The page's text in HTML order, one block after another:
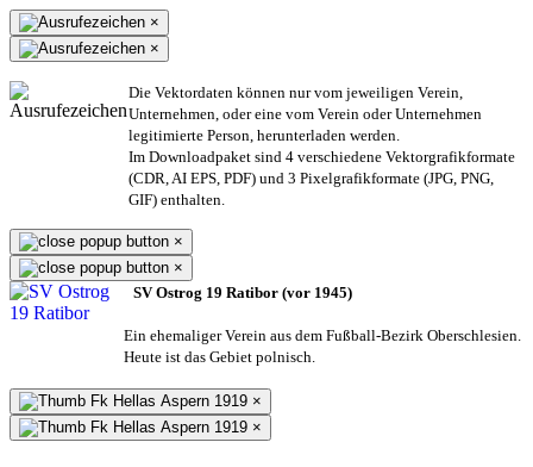
×
×
Die Vektordaten können nur vom jeweiligen Verein,
Unternehmen, oder eine vom Verein oder Unternehmen
legitimierte Person, herunterladen werden.
Im Downloadpaket sind 4 verschiedene Vektorgrafikformate
(CDR, AI EPS, PDF) und 3 Pixelgrafikformate (JPG, PNG,
GIF) enthalten.
×
×
SV Ostrog 19 Ratibor (vor 1945)
Ein ehemaliger Verein aus dem Fußball-Bezirk Oberschlesien.
Heute ist das Gebiet polnisch.
×
×